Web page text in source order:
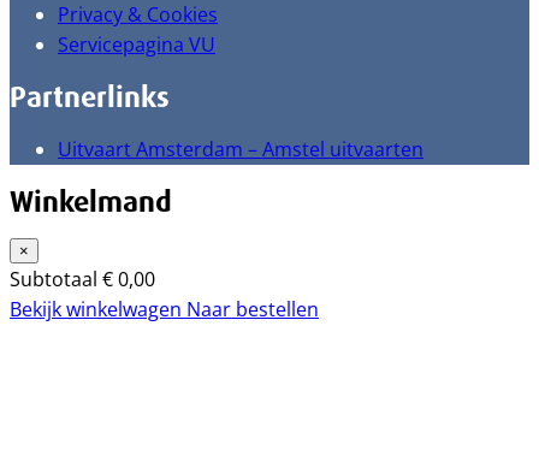
Privacy & Cookies
Servicepagina VU
Partnerlinks
Uitvaart Amsterdam – Amstel uitvaarten
Winkelmand
×
Subtotaal €0,00
Bekijk winkelwagen Naar bestellen